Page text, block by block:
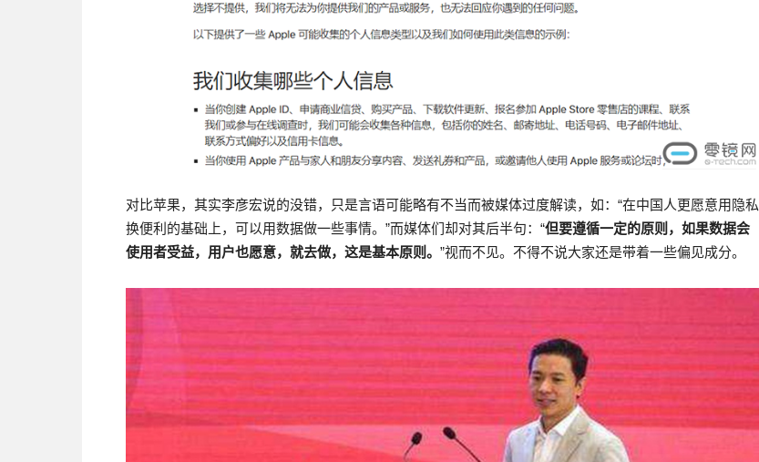
对比苹果，其实李彦宏说的没错，只是言语可能略有不当而被媒体过度解读，如：“在中国人更愿意用隐私
换便利的基础上，可以用数据做一些事情。”而媒体们却对其后半句：“但要遵循一定的原则，如果数据会
使用者受益，用户也愿意，就去做，这是基本原则。 ”视而不见。不得不说大家还是带着一些偏见成分。